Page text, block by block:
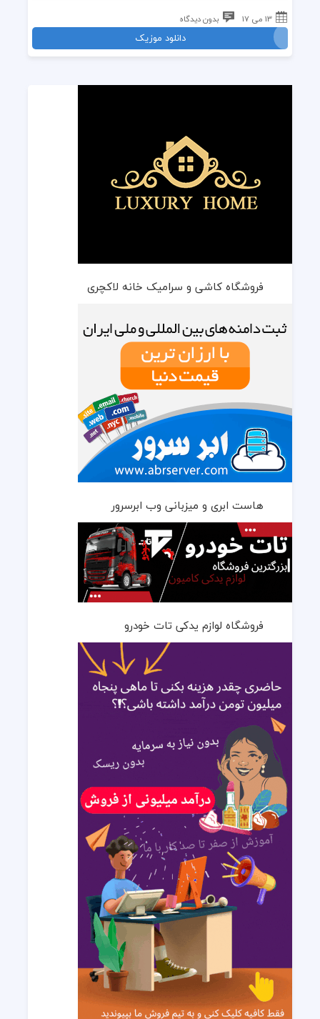
13 می 17 بدون دیدگاه
دانلود موزیک
فروشگاه کاشی و سرامیک خانه لاکچری
هاست ابری و میزبانی وب ابرسرور
فروشگاه لوازم یدکی تات خودرو